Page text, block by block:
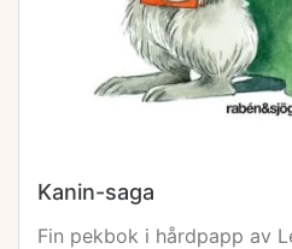
Kanin-saga
Fin pekbok i hårdpapp av